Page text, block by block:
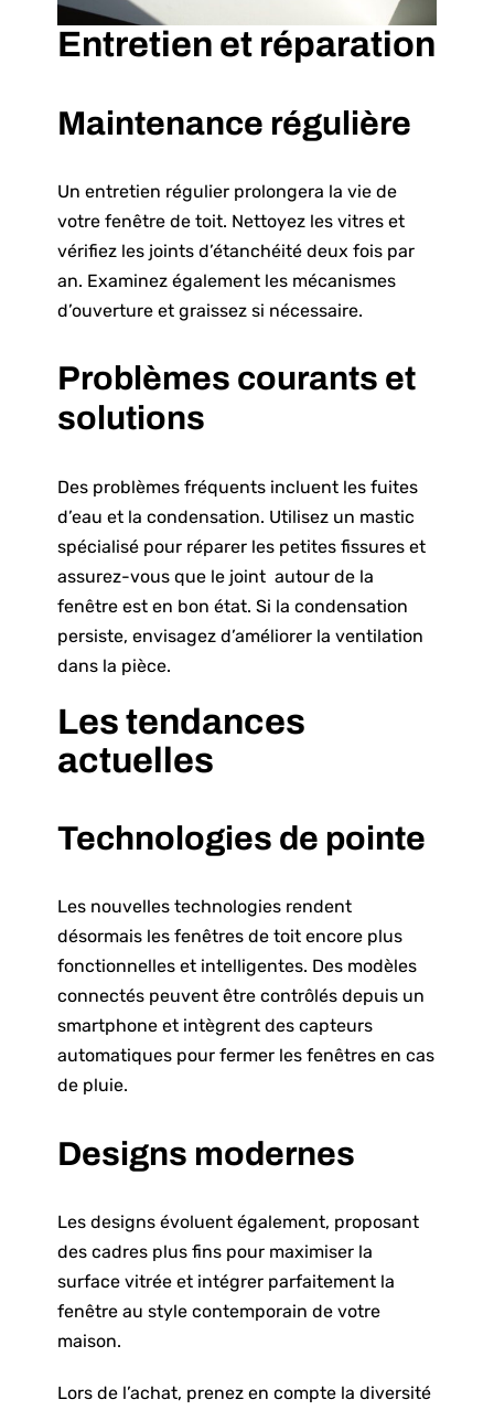
Entretien et réparation
Maintenance régulière
Un entretien régulier prolongera la vie de
votre fenêtre de toit. Nettoyez les vitres et
vérifiez les joints d’étanchéité deux fois par
an. Examinez également les mécanismes
d’ouverture et graissez si nécessaire.
Problèmes courants et
solutions
Des problèmes fréquents incluent les fuites
d’eau et la condensation. Utilisez un mastic
spécialisé pour réparer les petites fissures et
assurez-vous que le joint autour de la
fenêtre est en bon état. Si la condensation
persiste, envisagez d’améliorer la ventilation
dans la pièce.
Les tendances
actuelles
Technologies de pointe
Les nouvelles technologies rendent
désormais les fenêtres de toit encore plus
fonctionnelles et intelligentes. Des modèles
connectés peuvent être contrôlés depuis un
smartphone et intègrent des capteurs
automatiques pour fermer les fenêtres en cas
de pluie.
Designs modernes
Les designs évoluent également, proposant
des cadres plus fins pour maximiser la
surface vitrée et intégrer parfaitement la
fenêtre au style contemporain de votre
maison.
Lors de l’achat, prenez en compte la diversité